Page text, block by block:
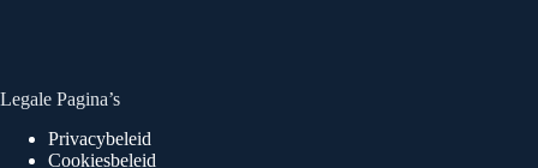
Legale Pagina’s
Privacybeleid
Cookiesbeleid